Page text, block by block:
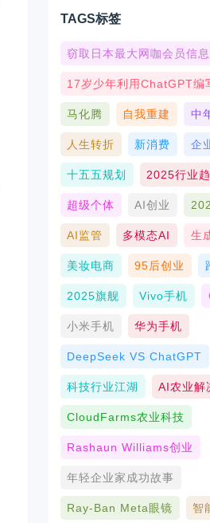
TAGS标签
窃取日本最大网咖会员信息
17岁少年利用ChatGPT编
马化腾 自我重建 中
人生转折 新消费 企
十五五规划 2025行业
超级个体 AI创业
AI监管 多模态AI 生
美妆电商 95后创业
2025旗舰 Vivo手机
小米手机 华为手机
DeepSeek VS ChatGPT
科技行业江湖 AI农业解
CloudFarms农业科技
Rashaun Williams创业
年轻企业家成功故事
Ray-Ban Meta眼镜 智